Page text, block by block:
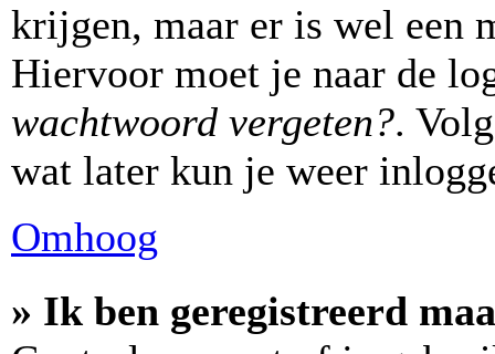
krijgen, maar er is wel een
Hiervoor moet je naar de
wachtwoord vergeten?.
wat later kun je weer
Omhoog
» Ik ben geregistreerd